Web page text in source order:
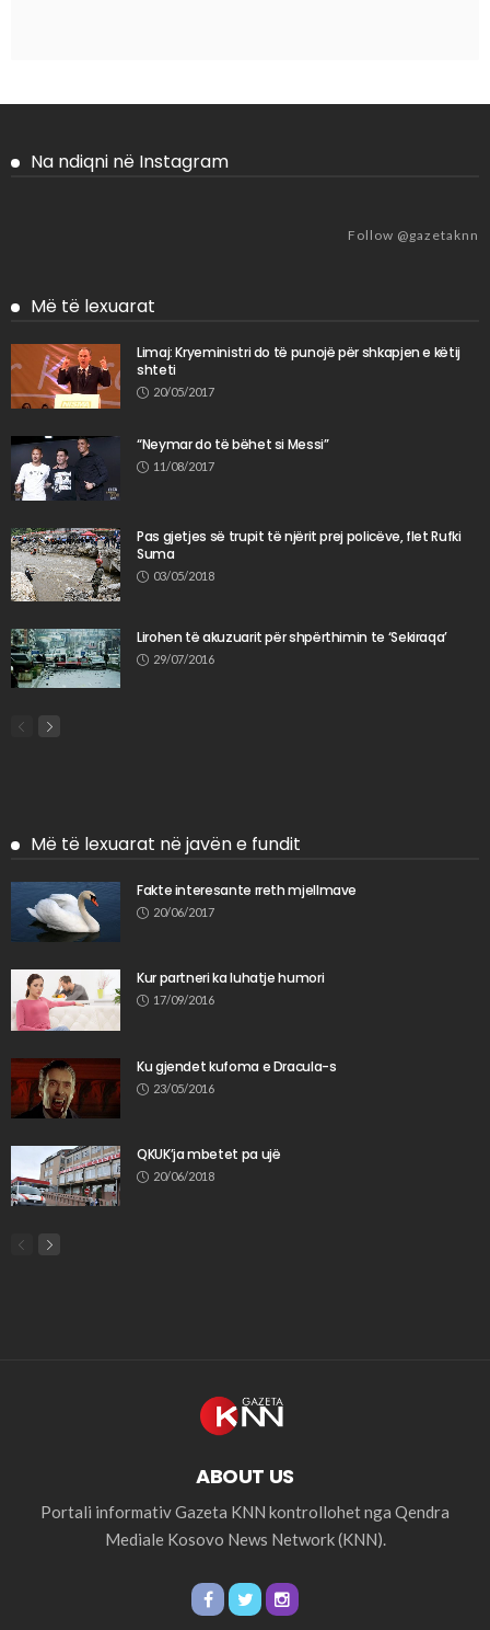
Na ndiqni në Instagram
Follow @gazetaknn
Më të lexuarat
Limaj: Kryeministri do të punojë për shkapjen e këtij
shteti
20/05/2017
“Neymar do të bëhet si Messi”
11/08/2017
Pas gjetjes së trupit të njërit prej policëve, flet Rufki
Suma
03/05/2018
Lirohen të akuzuarit për shpërthimin te ‘Sekiraqa’
29/07/2016
Më të lexuarat në javën e fundit
Fakte interesante rreth mjellmave
20/06/2017
Kur partneri ka luhatje humori
17/09/2016
Ku gjendet kufoma e Dracula-s
23/05/2016
QKUK’ja mbetet pa ujë
20/06/2018
ABOUT US
Portali informativ Gazeta KNN kontrollohet nga Qendra
Mediale Kosovo News Network (KNN).